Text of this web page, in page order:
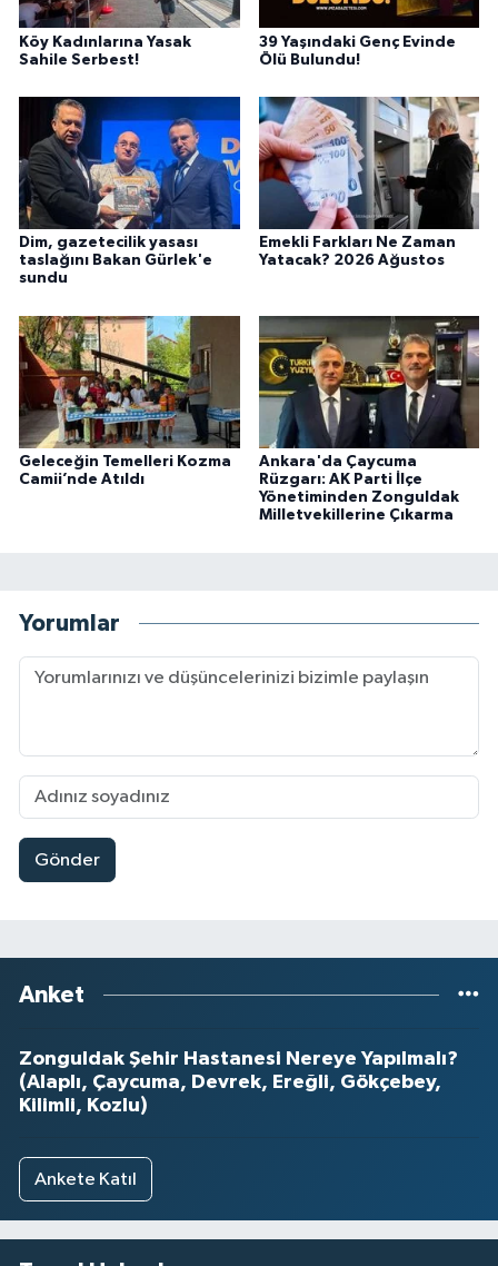
Köy Kadınlarına Yasak
Sahile Serbest!
39 Yaşındaki Genç Evinde
Ölü Bulundu!
Dim, gazetecilik yasası
taslağını Bakan Gürlek'e
sundu
Emekli Farkları Ne Zaman
Yatacak? 2026 Ağustos
Geleceğin Temelleri Kozma
Camii’nde Atıldı
Ankara'da Çaycuma
Rüzgarı: AK Parti İlçe
Yönetiminden Zonguldak
Milletvekillerine Çıkarma
Yorumlar
Gönder
Anket
Zonguldak Şehir Hastanesi Nereye Yapılmalı?
(Alaplı, Çaycuma, Devrek, Ereğli, Gökçebey,
Kilimli, Kozlu)
Ankete Katıl